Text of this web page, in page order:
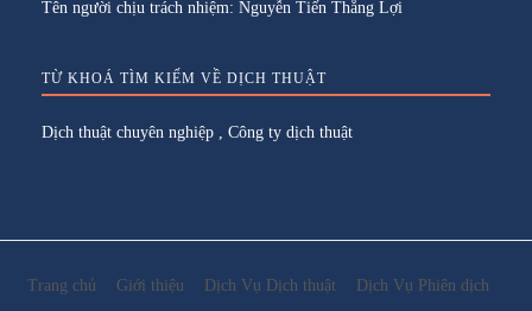
Tên người chịu trách nhiệm: Nguyễn Tiến Thắng Lợi
TỪ KHOÁ TÌM KIẾM VỀ DỊCH THUẬT
Dịch thuật chuyên nghiệp Công ty dịch thuật
Trang chủ Giới thiệu Dịch Vụ Dịch thuật Dịch Vụ Phiên dịch